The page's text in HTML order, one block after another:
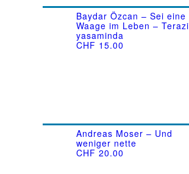
Baydar Özcan – Sei eine
Waage im Leben – Terazi
yasaminda
CHF 15.00
Andreas Moser – Und
weniger nette
CHF 20.00